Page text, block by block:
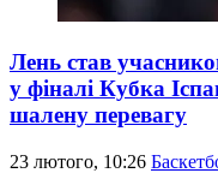
Лень став
у фіналі Кубка
шалену перевагу
23 лютого, 10:26